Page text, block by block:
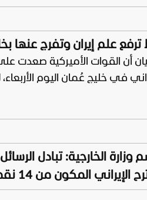
علم إيران وتفرج عنها
أن القوات الأميركية صعدت
في خليج عُمان اليوم الأربعاء،
الخارجية: تبادل الرسائل
المكون من 14 نقطة